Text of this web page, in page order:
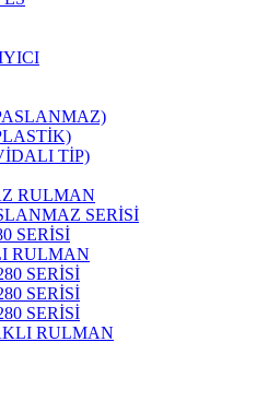
TİP)
RULMAN
SERİSİ
SERİSİ
RULMAN
SERİSİ
SERİSİ
SERİSİ
RULMAN